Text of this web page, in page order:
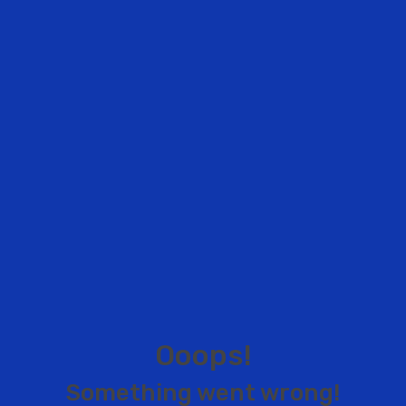
Ooops!
Something went wrong!